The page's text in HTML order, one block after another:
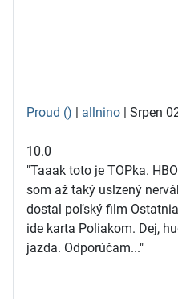
Proud () | allnino | Srpen
10.0
"Taaak toto je TOPka.
som až taký uslzený
dostal poľský film
ide karta Poliakom. Dej,
jazda. Odporúčam..."